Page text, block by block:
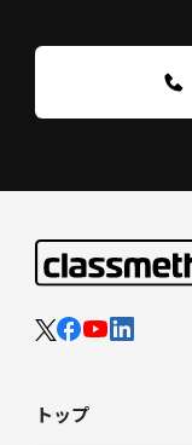
トップ